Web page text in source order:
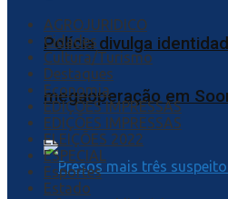
Polícia divulga
megaoperação em
AGROJURIDICO
Cidades
Cultura/Turismo
Destaques
Economia
EDIÇÕES IMPRESSAS
EDIÇÕES IMPRESSAS
ELEIÇÕES 2022
ESPECIAL
Esportes
Estado